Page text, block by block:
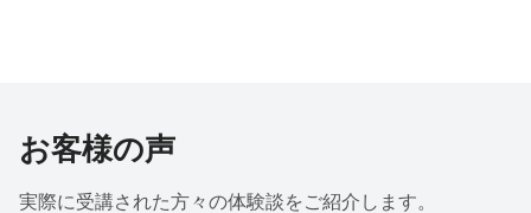
お客様の声
実際に受講された方々の体験談をご紹介します。